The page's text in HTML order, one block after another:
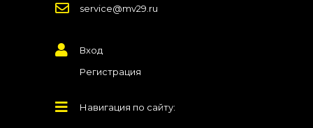
service@mv29.ru
Вход
Регистрация
Навигация по сайту: